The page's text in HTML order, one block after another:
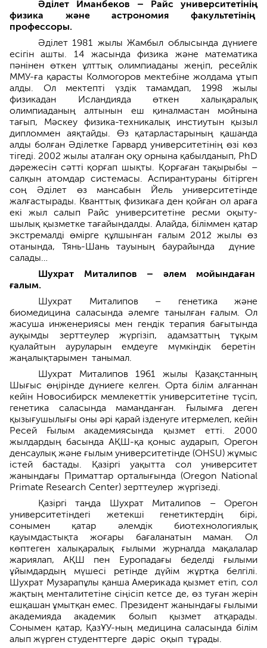
Әділет Иманбеков – Райс университетінің
физика және астрономия факультетінің
профессоры.
Әділет 1981 жылы Жамбыл облы­сында дүниеге
есігін ашты. 14 жасында физика және математика
пәнінен өткен ұлттық олимпиаданы жеңіп, ресейлік
ММУ-ға қарас­ты Колмогоров мектебіне жолдама ұтып
алды. Ол мектепті үздік тамамдап, 1998 жылы
физикадан Исландияда өткен халықаралық
олимпиаданың алтынын еш қинал­мастан мойнына
тағып, Мәскеу физика-техникалық инстиутын қызыл
дипломмен аяқтайды. Өз қатарластарының қашанда
алды болған Әділетке Гарвард университетінің өзі көз
тігеді. 2002 жылы аталған оқу орнына қабылданып, PhD
дәрежесін сәтті қорғап шықты. Қорғаған тақырыбы –
салқын атомдар системасы. Аспирантураны бітірген
соң Әділет өз мансабын Йель университетінде
жалғастырады. Кванттық физикаға ден қойған ол араға
екі жыл салып Райс университетіне ресми оқыту­
шылық қызметке тағайындалды. Алайда, біліммен қатар
экстремалді өмірге құлшынған ғалым 2012 жылы өз
отанында, Тянь-Шань тауының баурайында дүние
салады…
Шухрат Миталипов – әлем мойын­даған
ғалым.
Шухрат Миталипов – генетика және
биомедицина сала­сында әлемге танылған ғалым. Ол
жасуша инженериясы мен гендік терапия бағытында
ауқымды зерттеулер жүргізіп, адамзаттың тұқым
қуалайтын ауруларын емдеуге мүмкіндік беретін
жаңалықтарымен таны­мал.
Шухрат Миталипов 1961 жылы Қазақстанның
Шығыс өңірінде дүние­ге келген. Орта білім алғаннан
кейін Новосибирск мемлекеттік университетіне түсіп,
генетика саласында маманданған. Ғылымға деген
қызығушылығы оны әрі қарай ізденуге итермелеп, кейін
Ресей Ғылым академиясында қызмет етті. 2000
жылдардың басында АҚШ-қа қоныс аударып, Орегон
денсаулық және ғылым университетінде (OHSU) жұмыс
істей бастады. Қазіргі уақытта сол университет
жанындағы Приматтар орталығында (Oregon National
Primate Research Center) зерттеулер жүргізеді.
Қазіргі таңда Шухрат Миталипов – Орегон
университетіндегі жетекші генетиктердің бірі,
сонымен қатар әлемдік биотехнологиялық
қауымдастықта жоғары бағаланатын маман. Ол
көптеген халықаралық ғылыми журналда мақалалар
жария­лап, АҚШ пен Еуропадағы беделді ғылыми
ұйымдардың мүшесі ретінде дүйім жұртқа белгілі.
Шухрат Музарап­ұлы қанша Америкада қыз­мет етіп, сол
жақтың менталитетіне сіңісіп кетсе де, өз туған жерін
ешқашан ұмытқан емес. Президент жанындағы ғылыми
академияда академик болып қызмет атқарады.
Сонымен қатар, ҚазҰУ-ның медицина саласында білім
алып жүрген студент­терге дәріс оқып тұрады.